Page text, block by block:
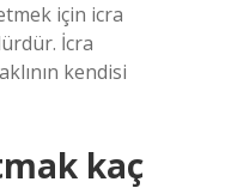
için icra
İcra
kendisi
kaç